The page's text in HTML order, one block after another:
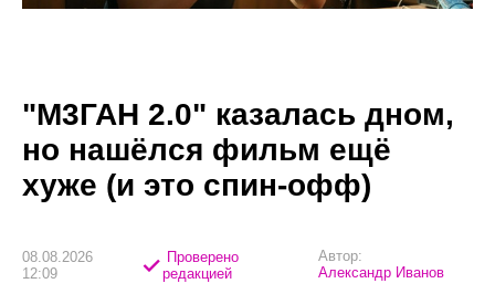
"М3ГАН 2.0" казалась дном,
но нашёлся фильм ещё
хуже (и это спин-офф)
08.08.2026
12:09
Проверено
редакцией
Автор:
Александр Иванов